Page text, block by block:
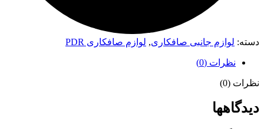
دسته: لوازم جانبی صافکاری, لوازم صافکاری PDR
نظرات (0)
نظرات (0)
دیدگاهها